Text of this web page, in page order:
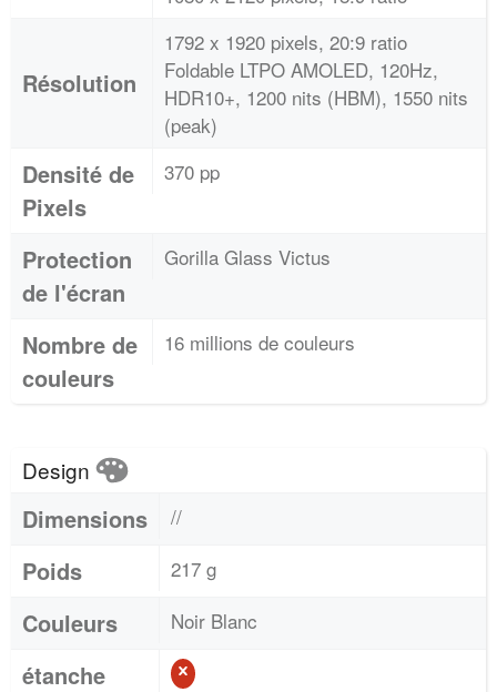
Résolution
1792 x 1920 pixels, 20:9 ratio
Foldable LTPO AMOLED, 120Hz,
HDR10+, 1200 nits (HBM), 1550 nits
(peak)
Densité de
Pixels
370 pp
Protection
de l'écran
Gorilla Glass Victus
Nombre de
couleurs
16 millions de couleurs
Design
Dimensions //
Poids 217 g
Couleurs Noir Blanc
étanche